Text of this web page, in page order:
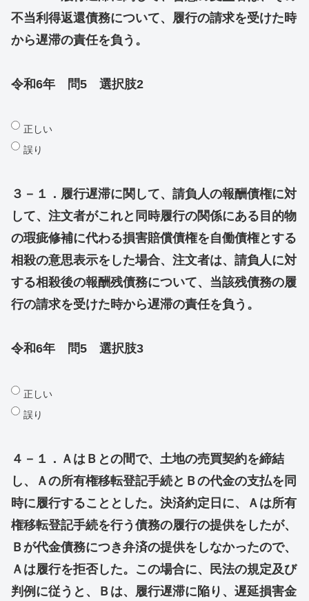
不当利得返還債務について、履行の請求を受けた時
から遅滞の責任を負う。
令和6年 問5 選択肢2
正しい
誤り
３－１．履行遅滞に関して、請負人の報酬債権に対
して、注文者がこれと同時履行の関係にある目的物
の瑕疵修補に代わる損害賠償債権を自働債権とする
相殺の意思表示をした場合、注文者は、請負人に対
する相殺後の報酬残債務について、当該残債務の履
行の請求を受けた時から遅滞の責任を負う。
令和6年 問5 選択肢3
正しい
誤り
４－１．ＡはＢとの間で、土地の売買契約を締結
し、Ａの所有権移転登記手続とＢの代金の支払を同
時に履行することとした。決済約定日に、Ａは所有
権移転登記手続を行う債務の履行の提供をしたが、
Ｂが代金債務につき弁済の提供をしなかったので、
Ａは履行を拒否した。この場合に、民法の規定及び
判例に従うと、Ｂは、履行遅滞に陥り、遅延損害金